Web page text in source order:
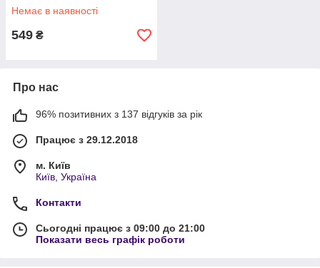
Немає в наявності
549 ₴
Про нас
96% позитивних з 137 відгуків за рік
Працює з 29.12.2018
м. Київ
Київ, Україна
Контакти
Сьогодні працює з 09:00 до 21:00
Показати весь графік роботи